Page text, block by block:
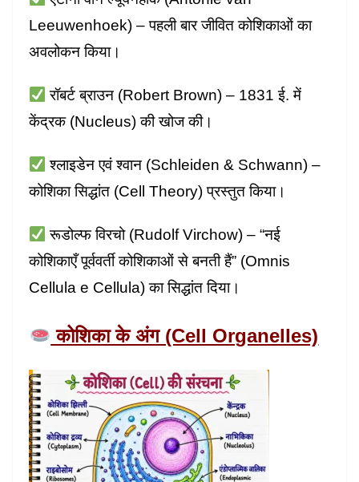
Leeuwenhoek) – पहली बार जीवित कोशिकाओं का
अवलोकन किया।
रॉबर्ट ब्राउन (Robert Brown) – 1831 ई. में
केंद्रक (Nucleus) की खोज की।
श्लाइडेन एवं श्वान (Schleiden & Schwann) –
कोशिका सिद्धांत (Cell Theory) प्रस्तुत किया।
रूडोल्फ विरचो (Rudolf Virchow) – “नई
कोशिकाएँ पूर्ववर्ती कोशिकाओं से बनती हैं” (Omnis
Cellula e Cellula) का सिद्धांत दिया।
कोशिका के अंग (Cell Organelles)